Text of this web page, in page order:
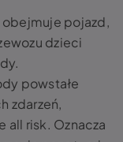
obejmuje pojazd,
dzieci
powstałe
zdarzeń,
all risk. Oznacza